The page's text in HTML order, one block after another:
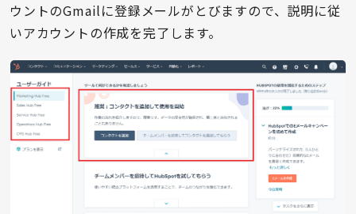
ウントのGmailに登録メールがとびますので、説明に従
いアカウントの作成を完了します。